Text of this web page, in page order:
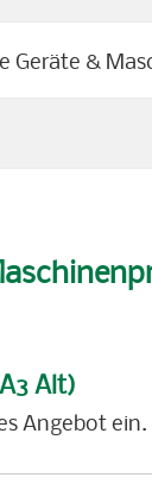
Geräte &
Alt)
Angebot ein.